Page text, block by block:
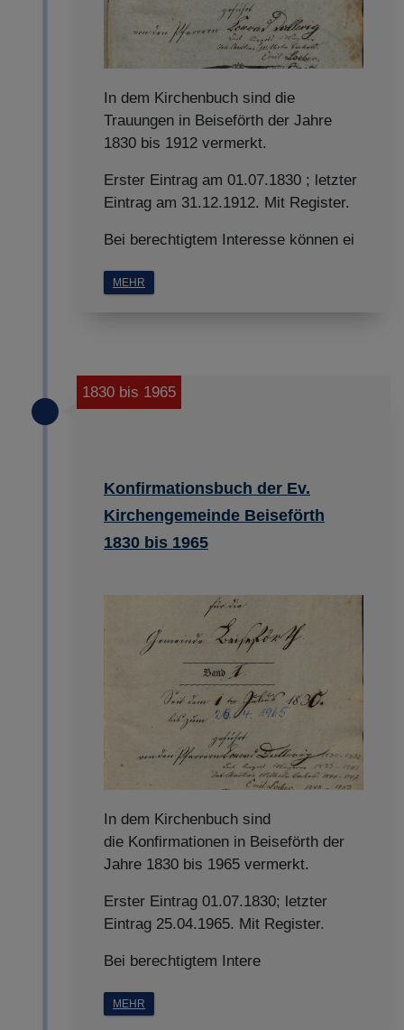
In dem Kirchenbuch sind die
Trauungen in Beiseförth der Jahre
1830 bis 1912 vermerkt.
Erster Eintrag am 01.07.1830 ; letzter
Eintrag am 31.12.1912. Mit Register.
Bei berechtigtem Interesse können ei
MEHR
Konfirmationsbuch der Ev.
Kirchengemeinde Beiseförth
1830 bis 1965
1830 bis 1965
In dem Kirchenbuch sind
die Konfirmationen in Beiseförth der
Jahre 1830 bis 1965 vermerkt.
Erster Eintrag 01.07.1830; letzter
Eintrag 25.04.1965. Mit Register.
Bei berechtigtem Intere
MEHR